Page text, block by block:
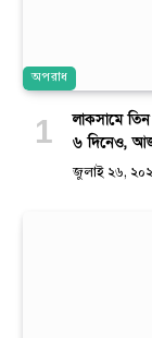
অপরাধ
লাকসামে
৬ দিনেও,
জুলাই ২৬,